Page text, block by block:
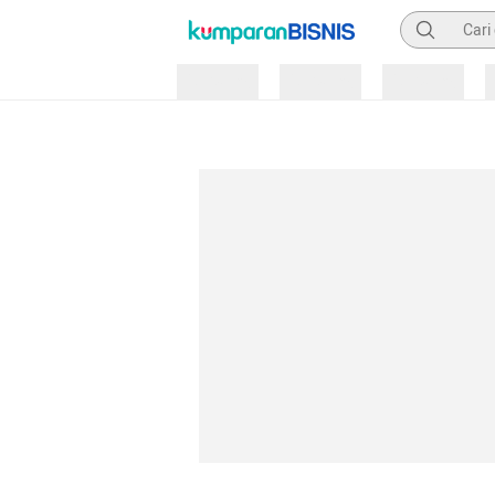
Pencarian